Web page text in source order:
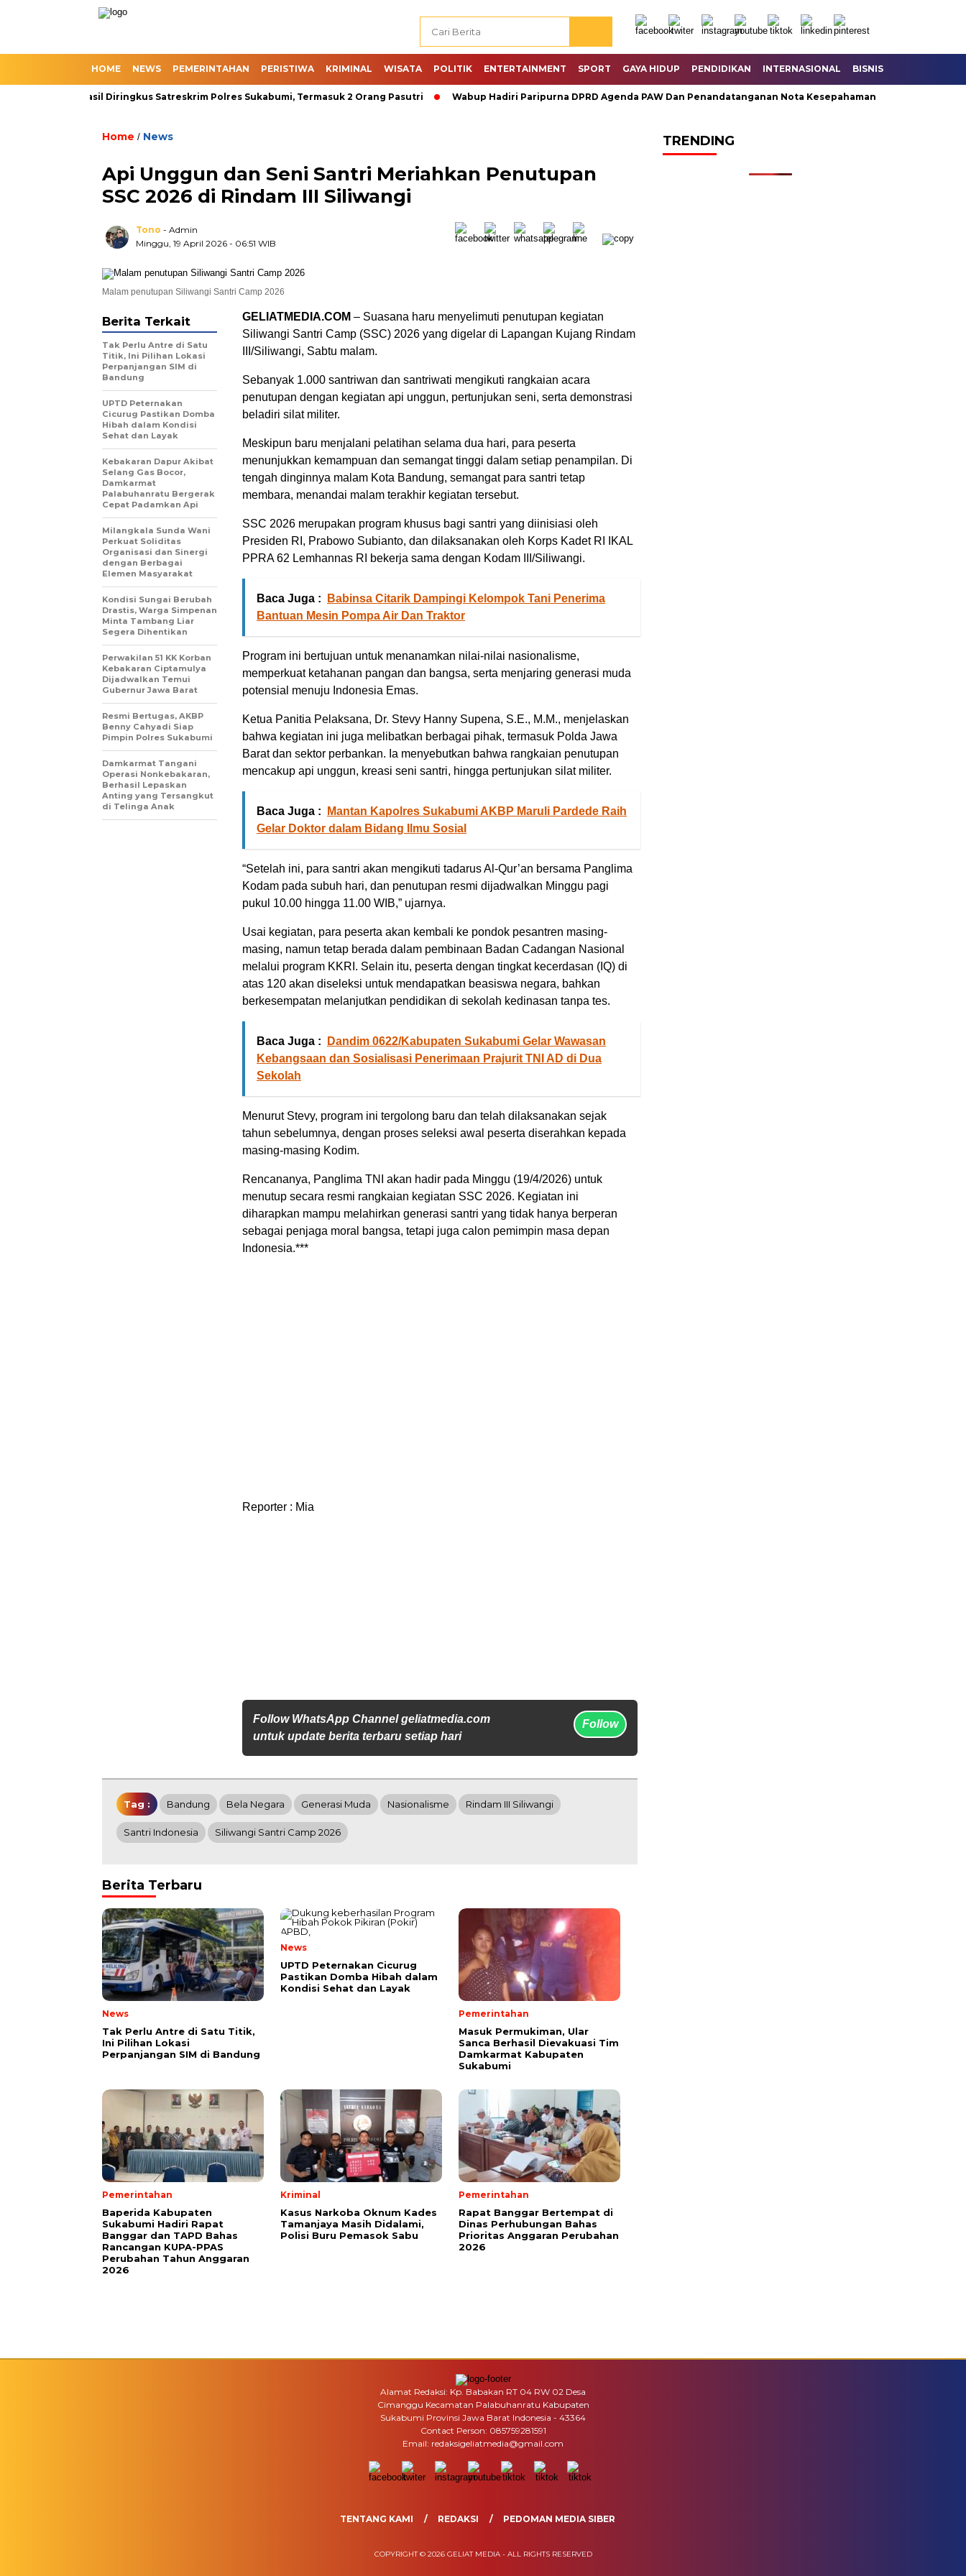
HOME NEWS PEMERINTAHAN PERISTIWA KRIMINAL WISATA POLITIK ENTERTAINMENT SPORT GAYA HIDUP PENDIDIKAN INTERNASIONAL BISNIS
Slot Berhasil Diringkus Satreskrim Polres Sukabumi, Termasuk 2 Orang Pasutri Wabup Hadiri Paripurna DPRD Agenda PAW Dan Penandatanganan Nota Kesepahaman KUA – PPAS Perubahan
Home / News
Api Unggun dan Seni Santri Meriahkan Penutupan
SSC 2026 di Rindam III Siliwangi
Tono - Admin
Minggu, 19 April 2026 - 06:51 WIB
Malam penutupan Siliwangi Santri Camp 2026
GELIATMEDIA.COM – Suasana haru menyelimuti penutupan kegiatan
Siliwangi Santri Camp (SSC) 2026 yang digelar di Lapangan Kujang Rindam
III/Siliwangi, Sabtu malam.
Sebanyak 1.000 santriwan dan santriwati mengikuti rangkaian acara
penutupan dengan kegiatan api unggun, pertunjukan seni, serta demonstrasi
beladiri silat militer.
Meskipun baru menjalani pelatihan selama dua hari, para peserta
menunjukkan kemampuan dan semangat tinggi dalam setiap penampilan. Di
tengah dinginnya malam Kota Bandung, semangat para santri tetap
membara, menandai malam terakhir kegiatan tersebut.
SSC 2026 merupakan program khusus bagi santri yang diinisiasi oleh
Presiden RI, Prabowo Subianto, dan dilaksanakan oleh Korps Kadet RI IKAL
PPRA 62 Lemhannas RI bekerja sama dengan Kodam III/Siliwangi.
Baca Juga :
Babinsa Citarik Dampingi Kelompok Tani Penerima
Bantuan Mesin Pompa Air Dan Traktor
Program ini bertujuan untuk menanamkan nilai-nilai nasionalisme,
memperkuat ketahanan pangan dan bangsa, serta menjaring generasi muda
potensial menuju Indonesia Emas.
Ketua Panitia Pelaksana, Dr. Stevy Hanny Supena, S.E., M.M., menjelaskan
bahwa kegiatan ini juga melibatkan berbagai pihak, termasuk Polda Jawa
Barat dan sektor perbankan. Ia menyebutkan bahwa rangkaian penutupan
mencakup api unggun, kreasi seni santri, hingga pertunjukan silat militer.
Baca Juga :
Mantan Kapolres Sukabumi AKBP Maruli Pardede Raih
Gelar Doktor dalam Bidang Ilmu Sosial
“Setelah ini, para santri akan mengikuti tadarus Al-Qur’an bersama Panglima
Kodam pada subuh hari, dan penutupan resmi dijadwalkan Minggu pagi
pukul 10.00 hingga 11.00 WIB,” ujarnya.
Usai kegiatan, para peserta akan kembali ke pondok pesantren masing-
masing, namun tetap berada dalam pembinaan Badan Cadangan Nasional
melalui program KKRI. Selain itu, peserta dengan tingkat kecerdasan (IQ) di
atas 120 akan diseleksi untuk mendapatkan beasiswa negara, bahkan
berkesempatan melanjutkan pendidikan di sekolah kedinasan tanpa tes.
Baca Juga :
Dandim 0622/Kabupaten Sukabumi Gelar Wawasan
Kebangsaan dan Sosialisasi Penerimaan Prajurit TNI AD di Dua
Sekolah
Menurut Stevy, program ini tergolong baru dan telah dilaksanakan sejak
tahun sebelumnya, dengan proses seleksi awal peserta diserahkan kepada
masing-masing Kodim.
Rencananya, Panglima TNI akan hadir pada Minggu (19/4/2026) untuk
menutup secara resmi rangkaian kegiatan SSC 2026. Kegiatan ini
diharapkan mampu melahirkan generasi santri yang tidak hanya berperan
sebagai penjaga moral bangsa, tetapi juga calon pemimpin masa depan
Indonesia.***
Reporter : Mia
Follow WhatsApp Channel geliatmedia.com
untuk update berita terbaru setiap hari
Follow
Berita Terkait
Tak Perlu Antre di Satu
Titik, Ini Pilihan Lokasi
Perpanjangan SIM di
Bandung
UPTD Peternakan
Cicurug Pastikan Domba
Hibah dalam Kondisi
Sehat dan Layak
Kebakaran Dapur Akibat
Selang Gas Bocor,
Damkarmat
Palabuhanratu Bergerak
Cepat Padamkan Api
Milangkala Sunda Wani
Perkuat Soliditas
Organisasi dan Sinergi
dengan Berbagai
Elemen Masyarakat
Kondisi Sungai Berubah
Drastis, Warga Simpenan
Minta Tambang Liar
Segera Dihentikan
Perwakilan 51 KK Korban
Kebakaran Ciptamulya
Dijadwalkan Temui
Gubernur Jawa Barat
Resmi Bertugas, AKBP
Benny Cahyadi Siap
Pimpin Polres Sukabumi
Damkarmat Tangani
Operasi Nonkebakaran,
Berhasil Lepaskan
Anting yang Tersangkut
di Telinga Anak
Tag : Bandung Bela Negara Generasi Muda Nasionalisme Rindam III Siliwangi
Santri Indonesia Siliwangi Santri Camp 2026
Berita Terbaru
News
Tak Perlu Antre di Satu Titik,
Ini Pilihan Lokasi
Perpanjangan SIM di Bandung
News
UPTD Peternakan Cicurug
Pastikan Domba Hibah dalam
Kondisi Sehat dan Layak
Pemerintahan
Masuk Permukiman, Ular
Sanca Berhasil Dievakuasi Tim
Damkarmat Kabupaten
Sukabumi
Pemerintahan
Baperida Kabupaten
Sukabumi Hadiri Rapat
Banggar dan TAPD Bahas
Rancangan KUPA-PPAS
Perubahan Tahun Anggaran
2026
Kriminal
Kasus Narkoba Oknum Kades
Tamanjaya Masih Didalami,
Polisi Buru Pemasok Sabu
Pemerintahan
Rapat Banggar Bertempat di
Dinas Perhubungan Bahas
Prioritas Anggaran Perubahan
2026
TRENDING
Alamat Redaksi: Kp. Babakan RT 04 RW 02 Desa
Cimanggu Kecamatan Palabuhanratu Kabupaten
Sukabumi Provinsi Jawa Barat Indonesia - 43364
Contact Person: 085759281591
Email: redaksigeliatmedia@gmail.com
TENTANG KAMI REDAKSI PEDOMAN MEDIA SIBER
COPYRIGHT © 2026 GELIAT MEDIA - ALL RIGHTS RESERVED